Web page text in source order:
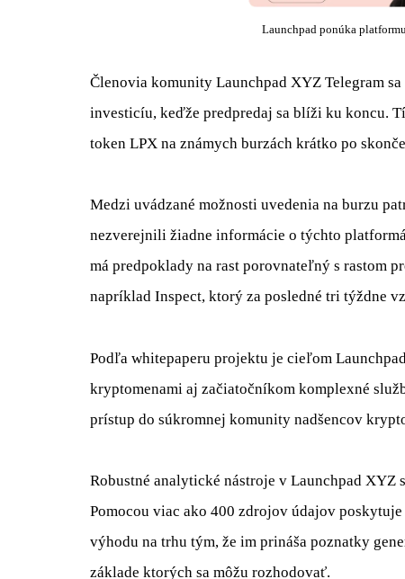
Launchpad ponúka
Členovia komunity Launchpad XYZ Telegram
investicíu, keďže predpredaj sa blíži ku koncu.
token LPX na známych burzách krátko po
Medzi uvádzané možnosti uvedenia na burzu
nezverejnili žiadne informácie o týchto
má predpoklady na rast porovnateľný s rastom
napríklad Inspect, ktorý za posledné tri týždne
Podľa whitepaperu projektu je cieľom
kryptomenami aj začiatočníkom komplexné
prístup do súkromnej komunity nadšencov
Robustné analytické nástroje v Launchpad XYZ
Pomocou viac ako 400 zdrojov údajov
výhodu na trhu tým, že im prináša poznatky
základe ktorých sa môžu rozhodovať.